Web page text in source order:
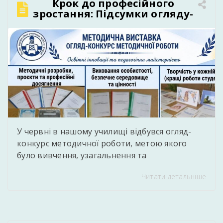
Крок до професійного
зростання: Підсумки огляду-
конкурсу методичної роботи
в нашому училищі
У червні в нашому училищі відбувся огляд-
конкурс методичної роботи, метою якого
було вивчення, узагальнення та
досвіду, сучасних методичних напрацювань і
Читати детальніше